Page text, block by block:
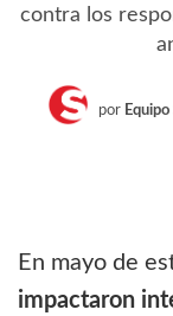
contra los
por
En mayo de
impactaron